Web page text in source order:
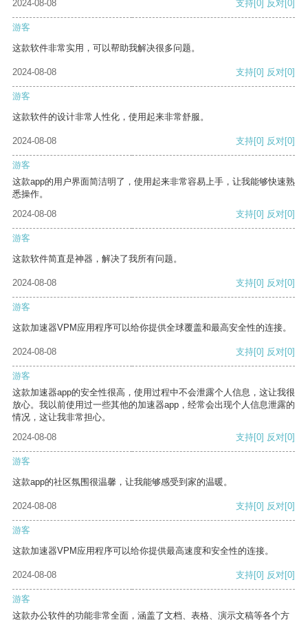
2024-08-08 支持 [0] 反对 [0]
游客
这款软件非常实用，可以帮助我解决很多问题。
2024-08-08 支持[0] 反对[0]
游客
这款软件的设计非常人性化，使用起来非常舒服。
2024-08-08 支持[0] 反对[0]
游客
这款app的用户界面简洁明了，使用起来非常容易上手，让我能够快速熟
悉操作。
2024-08-08
支持[0] 反对[0]
游客
这款软件简直是神器，解决了我所有问题。
2024-08-08 支持[0] 反对[0]
游客
这款加速器VPM应用程序可以给你提供全球覆盖和最高安全性的连接。
2024-08-08 支持[0] 反对[0]
游客
这款加速器app的安全性很高，使用过程中不会泄露个人信息，这让我很
放心。我以前使用过一些其他的加速器app，经常会出现个人信息泄露的
情况，这让我非常担心。
2024-08-08
支持[0] 反对[0]
游客
这款app的社区氛围很温馨，让我能够感受到家的温暖。
2024-08-08 支持[0] 反对[0]
游客
这款加速器VPM应用程序可以给你提供最高速度和安全性的连接。
2024-08-08 支持[0] 反对[0]
游客
这款办公软件的功能非常全面，涵盖了文档、表格、演示文稿等各个方